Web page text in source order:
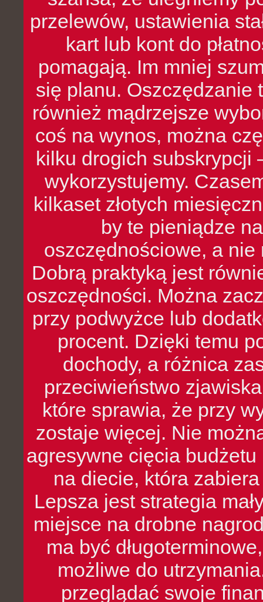
przelewów, ustawienia
kart lub kont do
pomagają. Im mniej
się planu. Oszczędzanie
również mądrzejsze
coś na wynos, można
kilku drogich subskrypcji
wykorzystujemy.
kilkaset złotych
by te pieniądze
oszczędnościowe, a nie
Dobrą praktyką jest
oszczędności. Można
przy podwyżce lub
procent. Dzięki temu
dochody, a różnica
przeciwieństwo
które sprawia, że przy
zostaje więcej. Nie
agresywne cięcia
na diecie, która
Lepsza jest strategia
miejsce na drobne
ma być
możliwe do
przeglądać swoje